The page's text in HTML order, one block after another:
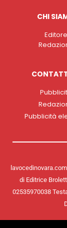
CHI
Editore
Pubblicità
di Editrice
02535970038